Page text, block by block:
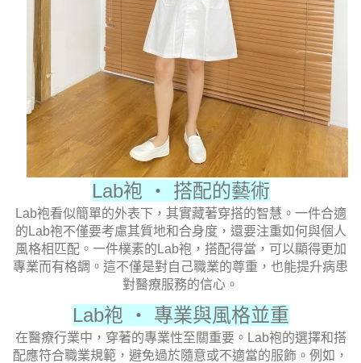
Lab袍 ‧ 搭配的藝術
Lab袍看似簡單的外表下，其實藏著穿搭的智慧。一件合適
的Lab袍不僅要考慮其質地和合身度，還要注重如何與個人
風格相匹配。一件樸素的Lab袍，搭配得當，可以顯得更加
專業而有格調。這不僅是對自己職業的尊重，也能提升病患
對醫療服務的信心。
Lab袍 ‧ 專業與風格並重
在醫療行業中，穿著的專業性至關重要。Lab袍的選擇和搭
配應符合職業規範，避免過於隨意或不適當的服飾。例如，